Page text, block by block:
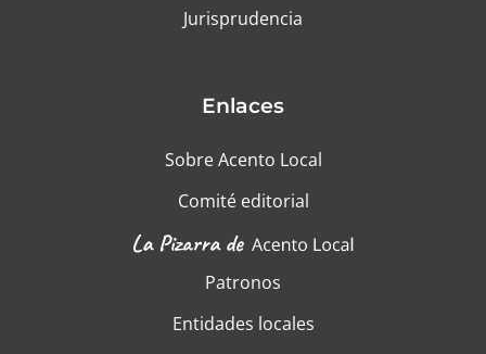
Jurisprudencia
Enlaces
Sobre Acento Local
Comité editorial
Patronos
Entidades locales